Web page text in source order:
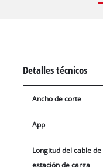
jardines inclinados,
aplicación, el
también tiene un
El robot cortacésped
código PIN.
de choque, inclinación
Detalles técnicos
Ancho de corte
App
Longitud del cable
estación de carga